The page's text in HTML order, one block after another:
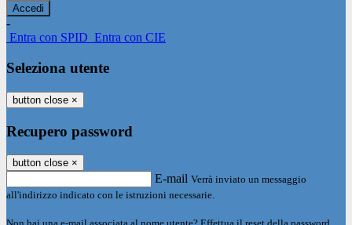
-
Entra con SPID Entra con CIE
Seleziona utente
button close ×
Recupero password
button close ×
E-mail Verrà inviato un messaggio
all'indirizzo indicato con le istruzioni necessarie.